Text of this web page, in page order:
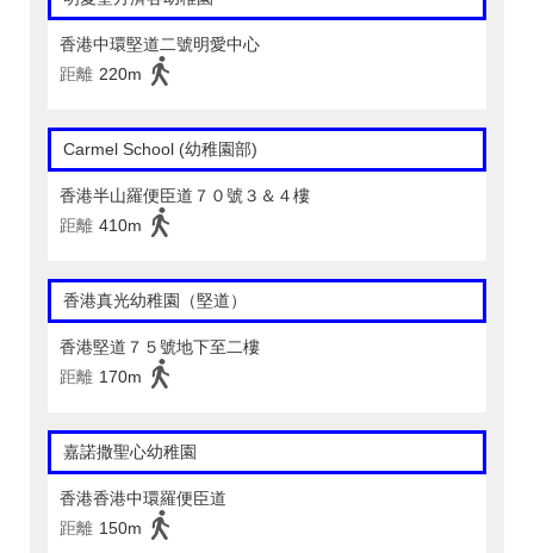
香港中環堅道二號明愛中心
距離 220m
Carmel School (幼稚園部)
香港半山羅便臣道７０號３＆４樓
距離 410m
香港真光幼稚園（堅道）
香港堅道７５號地下至二樓
距離 170m
嘉諾撒聖心幼稚園
香港香港中環羅便臣道
距離 150m